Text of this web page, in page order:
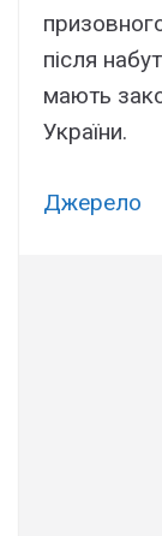
після
мають
України.
Джерело